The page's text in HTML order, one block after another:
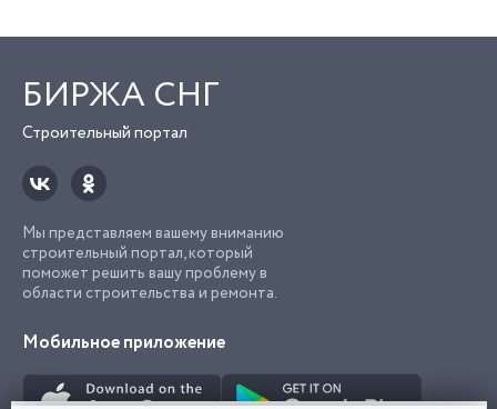
БИРЖА СНГ
Строительный портал
Мы представляем вашему вниманию
строительный портал, который
поможет решить вашу проблему в
области строительства и ремонта.
Мобильное приложение